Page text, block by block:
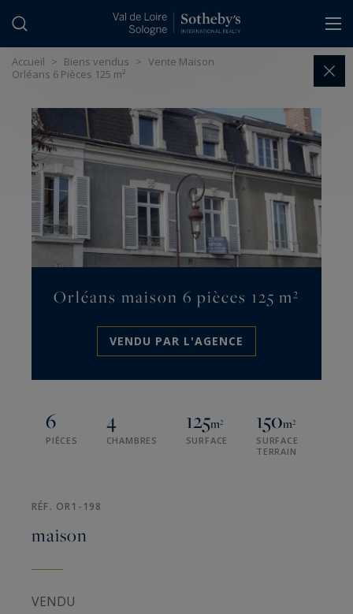
Accueil > Biens vendus > Vente Maison
Orléans 6 Pièces 125 m²
Orléans maison 6 pièces 125 m²
VENDU PAR L'AGENCE
6
PIÈCES
4
CHAMBRES
125m²
SURFACE
150m²
SURFACE
TERRAIN
RÉF. OR1-198
maison
VENDU